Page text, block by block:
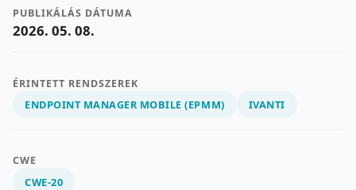
PUBLIKÁLÁS DÁTUMA
2026. 05. 08.
ÉRINTETT RENDSZEREK
ENDPOINT MANAGER MOBILE (EPMM) IVANTI
CWE
CWE-20